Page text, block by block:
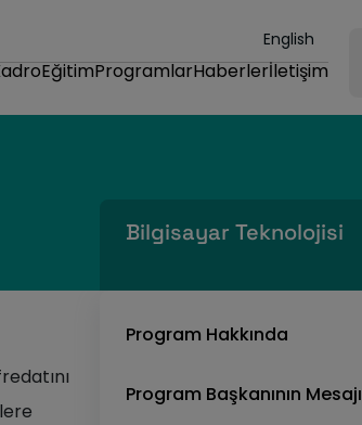
English
EğitimProgramlarHaberlerİletişim
Bilgisayar Teknolojisi
Program Hakkında
Program Başkanının Mesajı